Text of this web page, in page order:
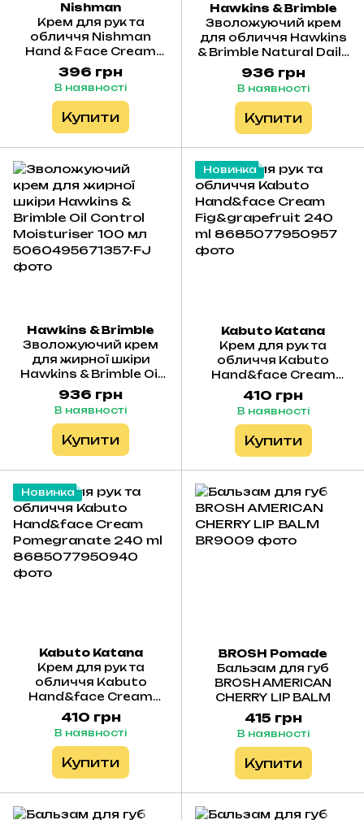
Nishman
Крем для рук та
обличчя Nishman
Hand & Face Cream
Pomgranate 300 мл
396 грн
В наявності
Купити
Hawkins & Brimble
Зволожуючий крем
для обличчя Hawkins
& Brimble Natural Daily
Moisturiser 100 мл
936 грн
В наявності
Купити
Hawkins & Brimble
Зволожуючий крем
для жирної шкіри
Hawkins & Brimble Oil
Control Moisturiser
100 мл
936 грн
В наявності
Купити
Новинка
Kabuto Katana
Крем для рук та
обличчя Kabuto
Hand&face Cream
Fig&grapefruit 240 ml
410 грн
В наявності
Купити
Новинка
Kabuto Katana
Крем для рук та
обличчя Kabuto
Hand&face Cream
Pomegranate 240 ml
410 грн
В наявності
Купити
BROSH Pomade
Бальзам для губ
BROSH AMERICAN
CHERRY LIP BALM
415 грн
В наявності
Купити